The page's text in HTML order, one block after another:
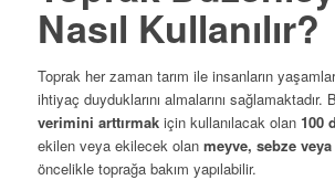
Nasıl Kullanılır?
Toprak her zaman tarım ile insanların
ihtiyaç duyduklarını almalarını sağlamaktadır.
verimini arttırmakiçin kullanılacak olan 100
ekilen veya ekilecek olan meyve, sebze
öncelikle toprağa bakım yapılabilir.